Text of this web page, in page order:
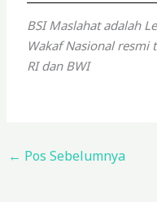
BSI Maslahat adalah
Wakaf Nasional resmi
RI dan BWI
← Pos Sebelumnya